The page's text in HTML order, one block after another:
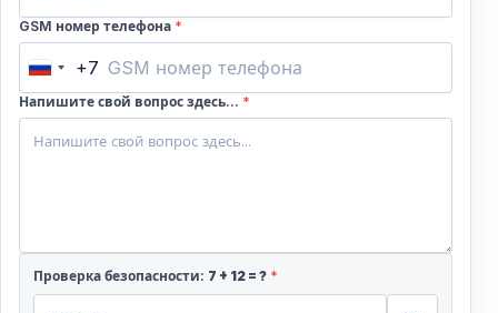
GSM номер телефона *
Russia
+7
+7
Напишите свой вопрос здесь... *
Проверка безопасности: 7 + 12 = ? *